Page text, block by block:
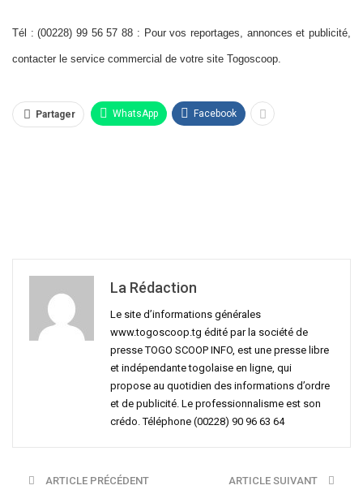
Tél : (00228) 99 56 57 88 : Pour vos reportages, annonces et publicité,
contacter le service commercial de votre site Togoscoop.
Partager WhatsApp Facebook
La Rédaction
Le site d’informations générales
www.togoscoop.tg édité par la société de
presse TOGO SCOOP INFO, est une presse libre
et indépendante togolaise en ligne, qui
propose au quotidien des informations d’ordre
et de publicité. Le professionnalisme est son
crédo. Téléphone (00228) 90 96 63 64
ARTICLE PRÉCÉDENT ARTICLE SUIVANT